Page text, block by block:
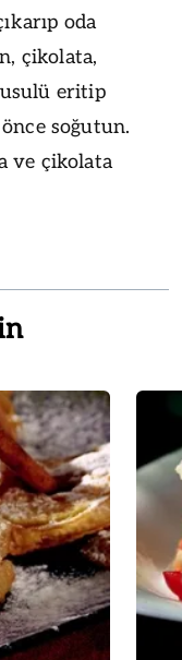
oda
çikolata,
eritip
soğutun.
ve çikolata